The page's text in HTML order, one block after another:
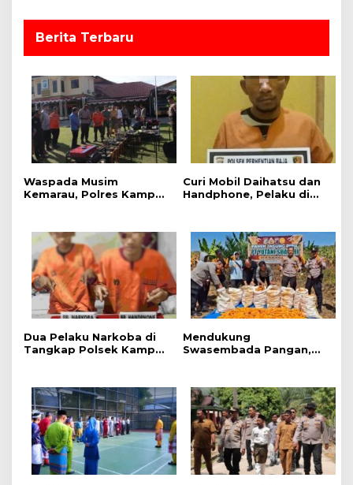
s
Berita Terbaru
Waspada Musim
Kemarau, Polres Kampar
Karhutla
Curi Mobil Daihatsu dan
Handphone, Pelaku di
Dua Pelaku Narkoba di
Tangkap Polsek Kampar
Mendukung
Swasembada Pangan,
Lahan PT Yutani Suadiri